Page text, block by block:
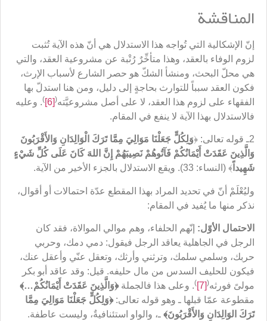
المناقشة
إنّ الإشكالية التي تُواجه هذا الاستدلال هي أنّ هذه الآية تُثبت
لزوم الوفاء بالعقد، وهذا متأخِّرٌ رُتْبة عن مشروعية العقد، والتي
هي محلّ البحث، ومنشأ الشكّ هو حصر الشارع لأسباب الإرث،
فكون العقد سبباً للتوارث بحاجةٍ إلى دليل، ومن هنا استدلّ بها
الفقهاء على لزوم هذا العقد، لا على أصل مشروعيَّته(
[6]
). وعليه
فالاستدلال بهذا الآية لا ينفع في المقام.
2ـ قوله تعالى: ﴿
وَلِكُلٍّ جَعَلْنَا مَوَالِيَ مِمَّا تَرَكَ الْوَالِدَانِ وَالأَقْرَبُونَ
وَالَّذِينَ عَقَدَتْ أَيْمَانُكُمْ فَآتُوهُمْ نَصِيبَهُمْ إِنَّ اللهَ كَانَ عَلَى كُلِّ شَيْءٍ
شَهِيداً ﴾ (النساء: 33). ويقع الاستدلال بالجزء الأخير من الآية.
وليُعْلَمْ أنّ في تحديد المراد بهذا المقطع عدّة احتمالات أو أقوال،
نذكر منها ما يُفيد في المقام:
الاحتمال الأوّل: إنّهم الحلفاء، وهم موالي الموالاة، فقد كان
الرجل في الجاهلية يعاقد الرجل فيقول: دمي دمك، وحربي
حربك، وسلمي سلمك، وترثني وأرثك، وتعقل عنّي وأعقل عنك،
فيكون للحليف السدس من مال حليفه. قيل: وقد عاقد أبو بكر
مولىً فورثه(
[7]
). وعلى هذا فالجملة﴿وَالَّذِينَ عَقَدَتْ أَيْمَانُكُمْ…﴾
مقطوعة عمّا قبلها ـ وهو قوله تعالى:﴿وَلِكُلٍّ جَعَلْنَا مَوَالِيَ مِمَّا
تَرَكَ الوَالِدَانِ وَالأَقْرَبُونَ﴾ ـ، والواو استئنافيةٌ، وليست عاطفة.